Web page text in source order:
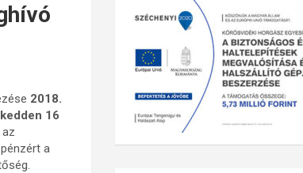
2018.
16
a